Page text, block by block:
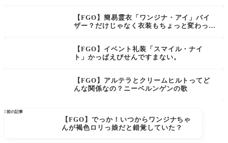
い？
【FGO】簡易霊衣「ワンジナ・アイ」バイ
ザー？だけじゃなく衣装もちょっと変わって
【FGO】イベント礼装「スマイル・ナイ
ト」かっぱえびせんですまない。
【FGO】アルテラとクリームヒルトってど
んな関係なの？ニーベルンゲンの歌
前の記事
【FGO】でっか！いつからワンジナちゃ
んが褐色ロリっ娘だと錯覚していた？